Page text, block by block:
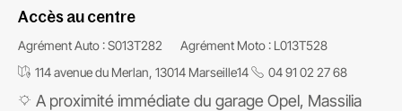
Accès au centre
Agrément Auto : S013T282
Agrément Moto : L013T528
114 avenue du Merlan, 13014 Marseille14
04 91 02 27 68
A proximité immédiate du garage Opel, Massilia